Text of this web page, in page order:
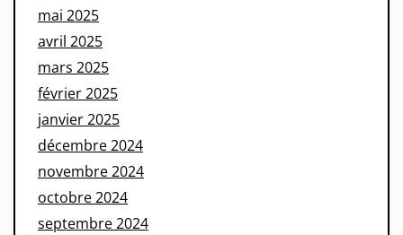
mai 2025
avril 2025
mars 2025
février 2025
janvier 2025
décembre 2024
novembre 2024
octobre 2024
septembre 2024